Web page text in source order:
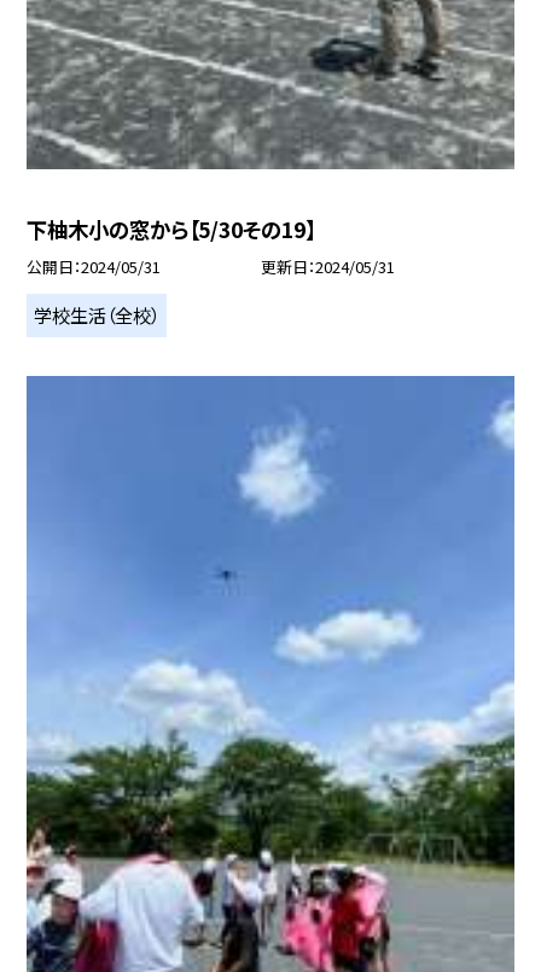
下柚木小の窓から【5/30その19】
公開日 2024/05/31 更新日 2024/05/31
学校生活（全校）